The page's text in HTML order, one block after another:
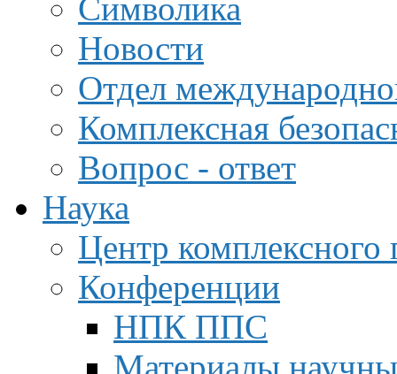
Символика
Новости
Отдел
Комплексная
Вопрос - ответ
Наука
Центр
Конференции
НПК ППС